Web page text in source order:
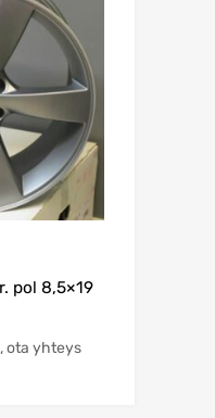
pol 8,5×19
ota yhteys